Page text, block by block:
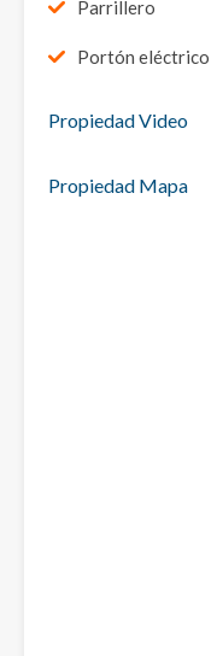
Parrillero
Portón eléctrico
Propiedad Video
Propiedad Mapa